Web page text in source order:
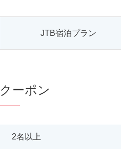
JTB宿泊プラン
クーポン
2名以上